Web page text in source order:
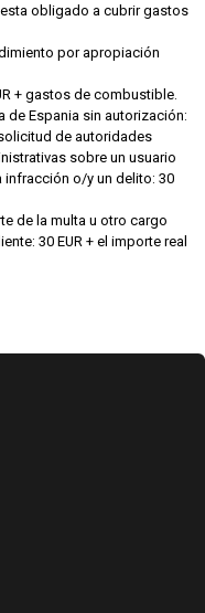
obligado a cubrir gastos
por apropiación
+ gastos de combustible.
de Espania sin autorización:
de autoridades
sobre un usuario
infracción o/y un delito: 30
de la multa u otro cargo
30 EUR + el importe real